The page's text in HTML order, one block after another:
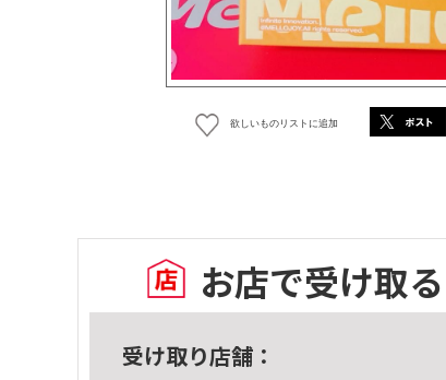
欲しいものリストに追加
お店で受け取る
受け取り店舗：